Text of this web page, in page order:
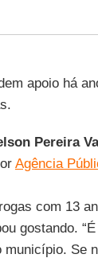
apoio há
Pereira
Agência
com 13
gostando.
Se